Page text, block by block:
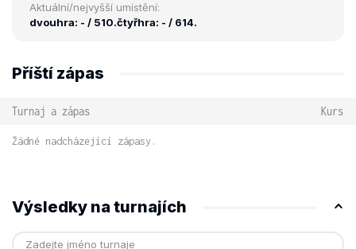
Aktuální/nejvyšší umístění:
dvouhra: - / 510.čtyřhra: - / 614.
Příští zápas
Turnaj a zápas Kurs
Žádné nadcházející zápasy.
Výsledky na turnajích